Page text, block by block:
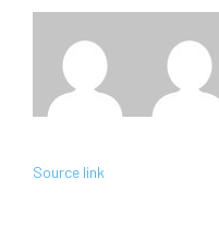
Source link